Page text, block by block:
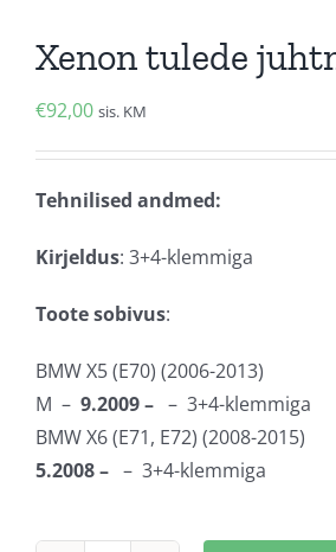
Xenon tulede
€92,00 sis. KM
Tehnilised andmed:
Kirjeldus: 3+4-klemmiga
Toote sobivus:
BMW X5 (E70) (2006-2013)
M – 9.2009 – – 3+4-klemmiga
BMW X6 (E71, E72) (2008-2015)
5.2008 – – 3+4-klemmiga